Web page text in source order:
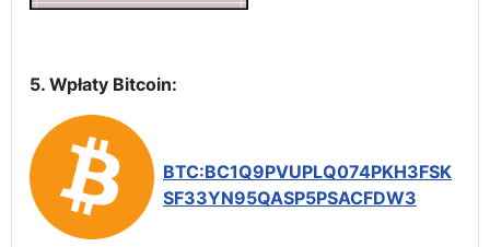
5. Wpłaty Bitcoin:
BTC:BC1Q9PVUPLQ074PKH3FSK
SF33YN95QASP5PSACFDW3